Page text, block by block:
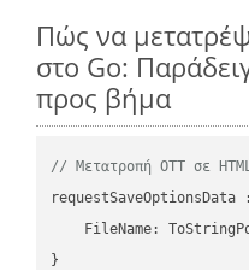
Πώς να
στο Go:
προς βήμα
// Μετατροπή OTT σε
requestSaveOptionsData
FileName:
}